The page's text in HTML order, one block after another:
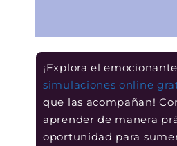
¡Explora el
simulaciones online
que las acompañan!
aprender de manera
oportunidad para